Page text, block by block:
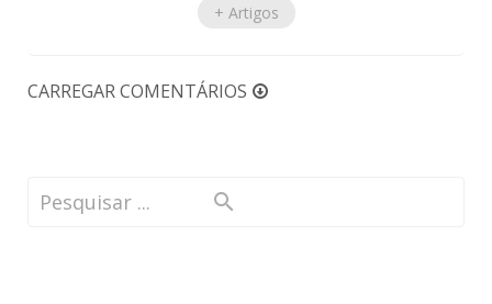
+ Artigos
CARREGAR COMENTÁRIOS